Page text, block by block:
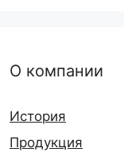
О компании
История
Продукция